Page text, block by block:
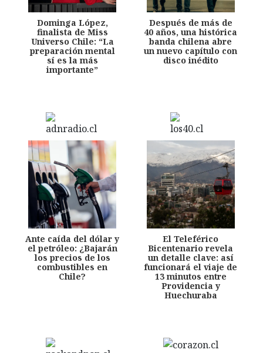
Dominga López,
finalista de Miss
Universo Chile: “La
preparación mental
sí es la más
importante”
Después de más de
40 años, una histórica
banda chilena abre
un nuevo capítulo con
disco inédito
Ante caída del dólar y
el petróleo: ¿Bajarán
los precios de los
combustibles en
Chile?
El Teleférico
Bicentenario revela
un detalle clave: así
funcionará el viaje de
13 minutos entre
Providencia y
Huechuraba